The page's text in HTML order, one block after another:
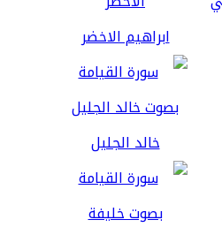
ابراهيم الاخضر
خالد الجليل